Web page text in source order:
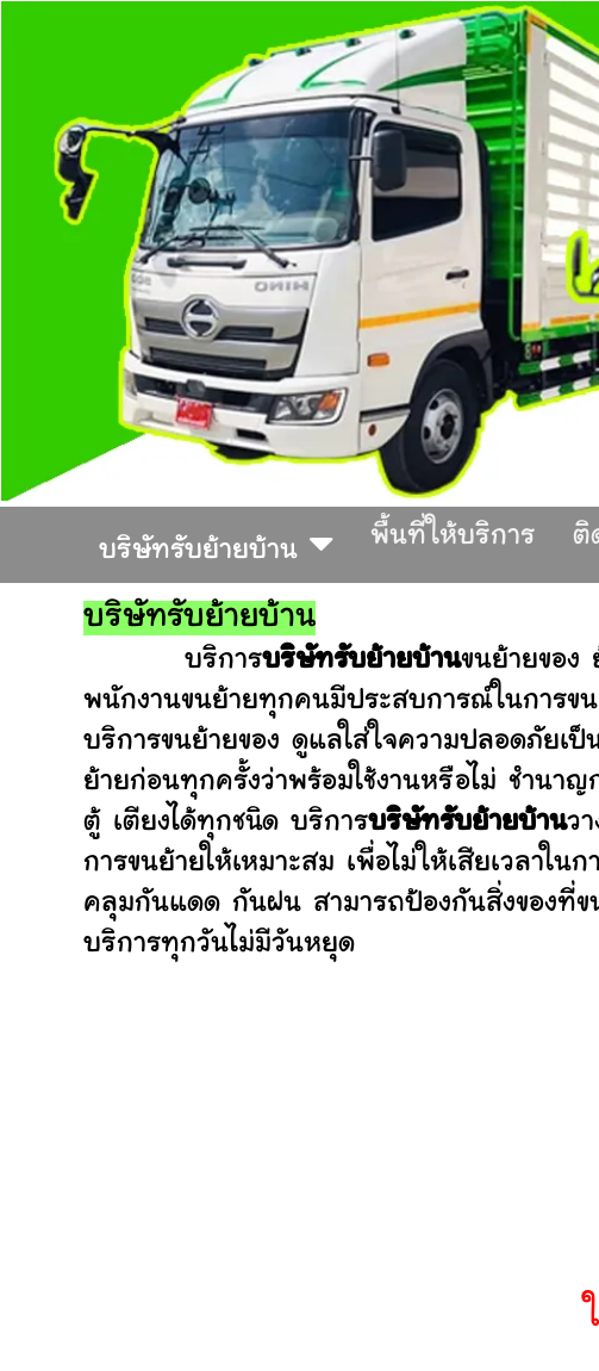
บริษัทรับย้ายบ้าน
พื้นที่ให้บริการ ติ
บริษัทรับย้ายบ้าน
บริการบริษัทรับย้ายบ้านขนย้ายของ
พนักงานขนย้ายทุกคนมีประสบการณ์ในการขน
บริการขนย้ายของ ดูแลใส่ใจความปลอดภัยเ
ย้ายก่อนทุกครั้งว่าพร้อมใช้งานหรือไม่ ชำนา
ตู้ เตียงได้ทุกชนิด บริการบริษัทรับย้ายบ้านว
การขนย้ายให้เหมาะสม เพื่อไม่ให้เสียเวลาใ
คลุมกันแดด กันฝน สามารถป้องกันสิ่งของที่ข
บริการทุกวันไม่มีวันหยุด